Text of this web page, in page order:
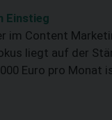
Einstieg
im Content
liegt auf der
Euro pro